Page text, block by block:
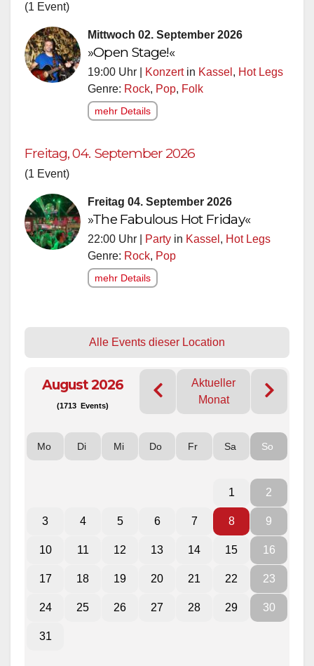
(1 Event)
Mittwoch 02. September 2026
»Open Stage!«
19:00 Uhr | Konzertin Kassel , Hot Legs
Genre: Rock, Pop, Folk
mehr Details
Freitag, 04. September 2026
(1 Event)
Freitag 04. September 2026
»The Fabulous Hot Friday«
22:00 Uhr | Party in Kassel , Hot Legs
Genre: Rock, Pop
mehr Details
Alle Events dieser Location
August 2026
(1713 Events)
Aktueller
Monat
Mo Di Mi Do Fr Sa So
1 2
3 4 5 6 7 8 9
10 11 12 13 14 15 16
17 18 19 20 21 22 23
24 25 26 27 28 29 30
31